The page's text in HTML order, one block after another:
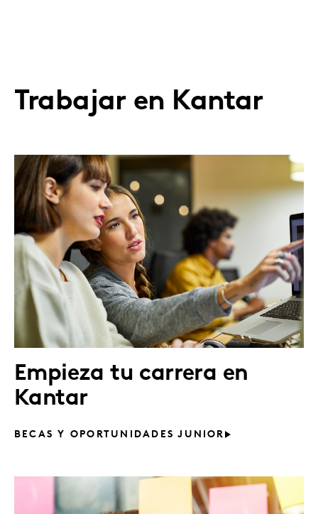
Trabajar en Kantar
Empieza tu carrera en
Kantar
BECAS Y OPORTUNIDADES JUNIOR